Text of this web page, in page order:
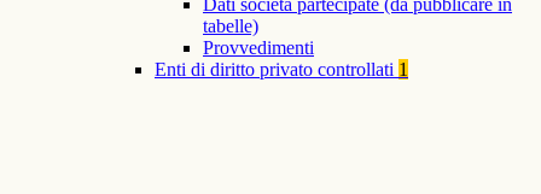
Dati società partecipate (da pubblicare in
tabelle)
Provvedimenti
Enti di diritto privato controllati 1